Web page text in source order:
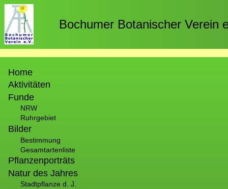
Direkt
zum
Inhalt
Bochumer Botanischer Verein
Home
Aktivitäten
Funde
NRW
Ruhrgebiet
Bilder
Bestimmung
Gesamtartenliste
Pflanzenporträts
Natur des Jahres
Stadtpflanze d. J.